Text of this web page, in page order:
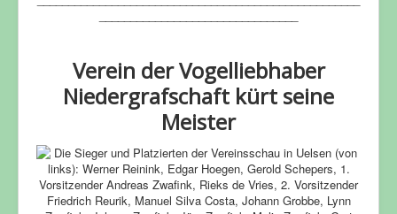
Verein der Vogelliebhaber
Niedergrafschaft kürt seine
Meister